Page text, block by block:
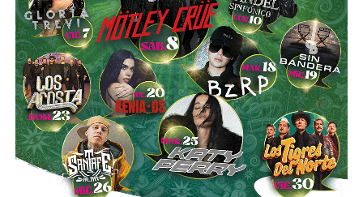
.
Sí hubo un fallo grande por parte de lasautoridades
viales municipales que no anunciaron a tiempo el tope
y no colocaron la señal hasta que ya estaba listo el muro
de los tormentos.
Sigue existiendo tardanza por parte de estas mismas